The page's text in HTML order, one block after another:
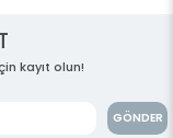
kayıt olun!
GÖNDER